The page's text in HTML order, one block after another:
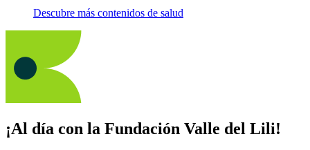
Descubre más contenidos de salud
¡Al día con la Fundación Valle del Lili!